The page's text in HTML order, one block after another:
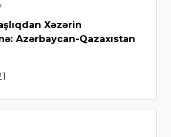
Xəzərin
Azərbaycan-Qazaxıstan